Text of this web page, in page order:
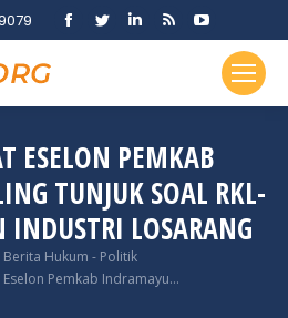
Facebook
in
window
Twitter
in
window
Linkedin
in
window
Rss
opens
in
window
YouTube
page
opens
in
window
ESELON PEMKAB
TUNJUK SOAL RKL-
INDUSTRI LOSARANG
Berita Hukum - Politik
Pemkab Indramayu…